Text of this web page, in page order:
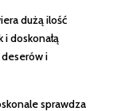
dużą ilość
doskonałą
i
sprawdza